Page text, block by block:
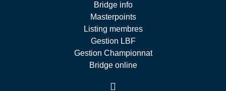
Bridge info
Masterpoints
Listing membres
Gestion LBF
Gestion Championnat
Bridge online